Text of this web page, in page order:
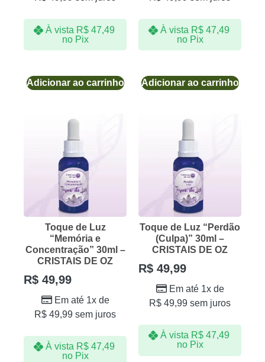
À vista R$47,49
no Pix
Adicionar ao carrinho
À vista R$47,49
no Pix
Adicionar ao carrinho
Toque de Luz
“Memória e
Concentração” 30ml –
CRISTAIS DE OZ
R$ 49,99
Em até 1x de
R$ 49,99 sem juros
À vista R$47,49
no Pix
Toque de Luz “Perdão
(Culpa)” 30ml –
CRISTAIS DE OZ
R$ 49,99
Em até 1x de
R$ 49,99 sem juros
À vista R$47,49
no Pix